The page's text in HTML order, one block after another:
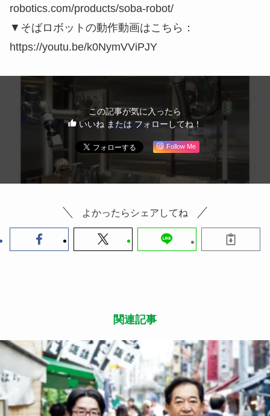
robotics.com/products/soba-robot/
▼そばロボットの動作動画はこちら：
https://youtu.be/k0NymVViPJY
この記事が気に入ったら
いいね または フォローしてね！
Follow Me
よかったらシェアしてね
関連記事